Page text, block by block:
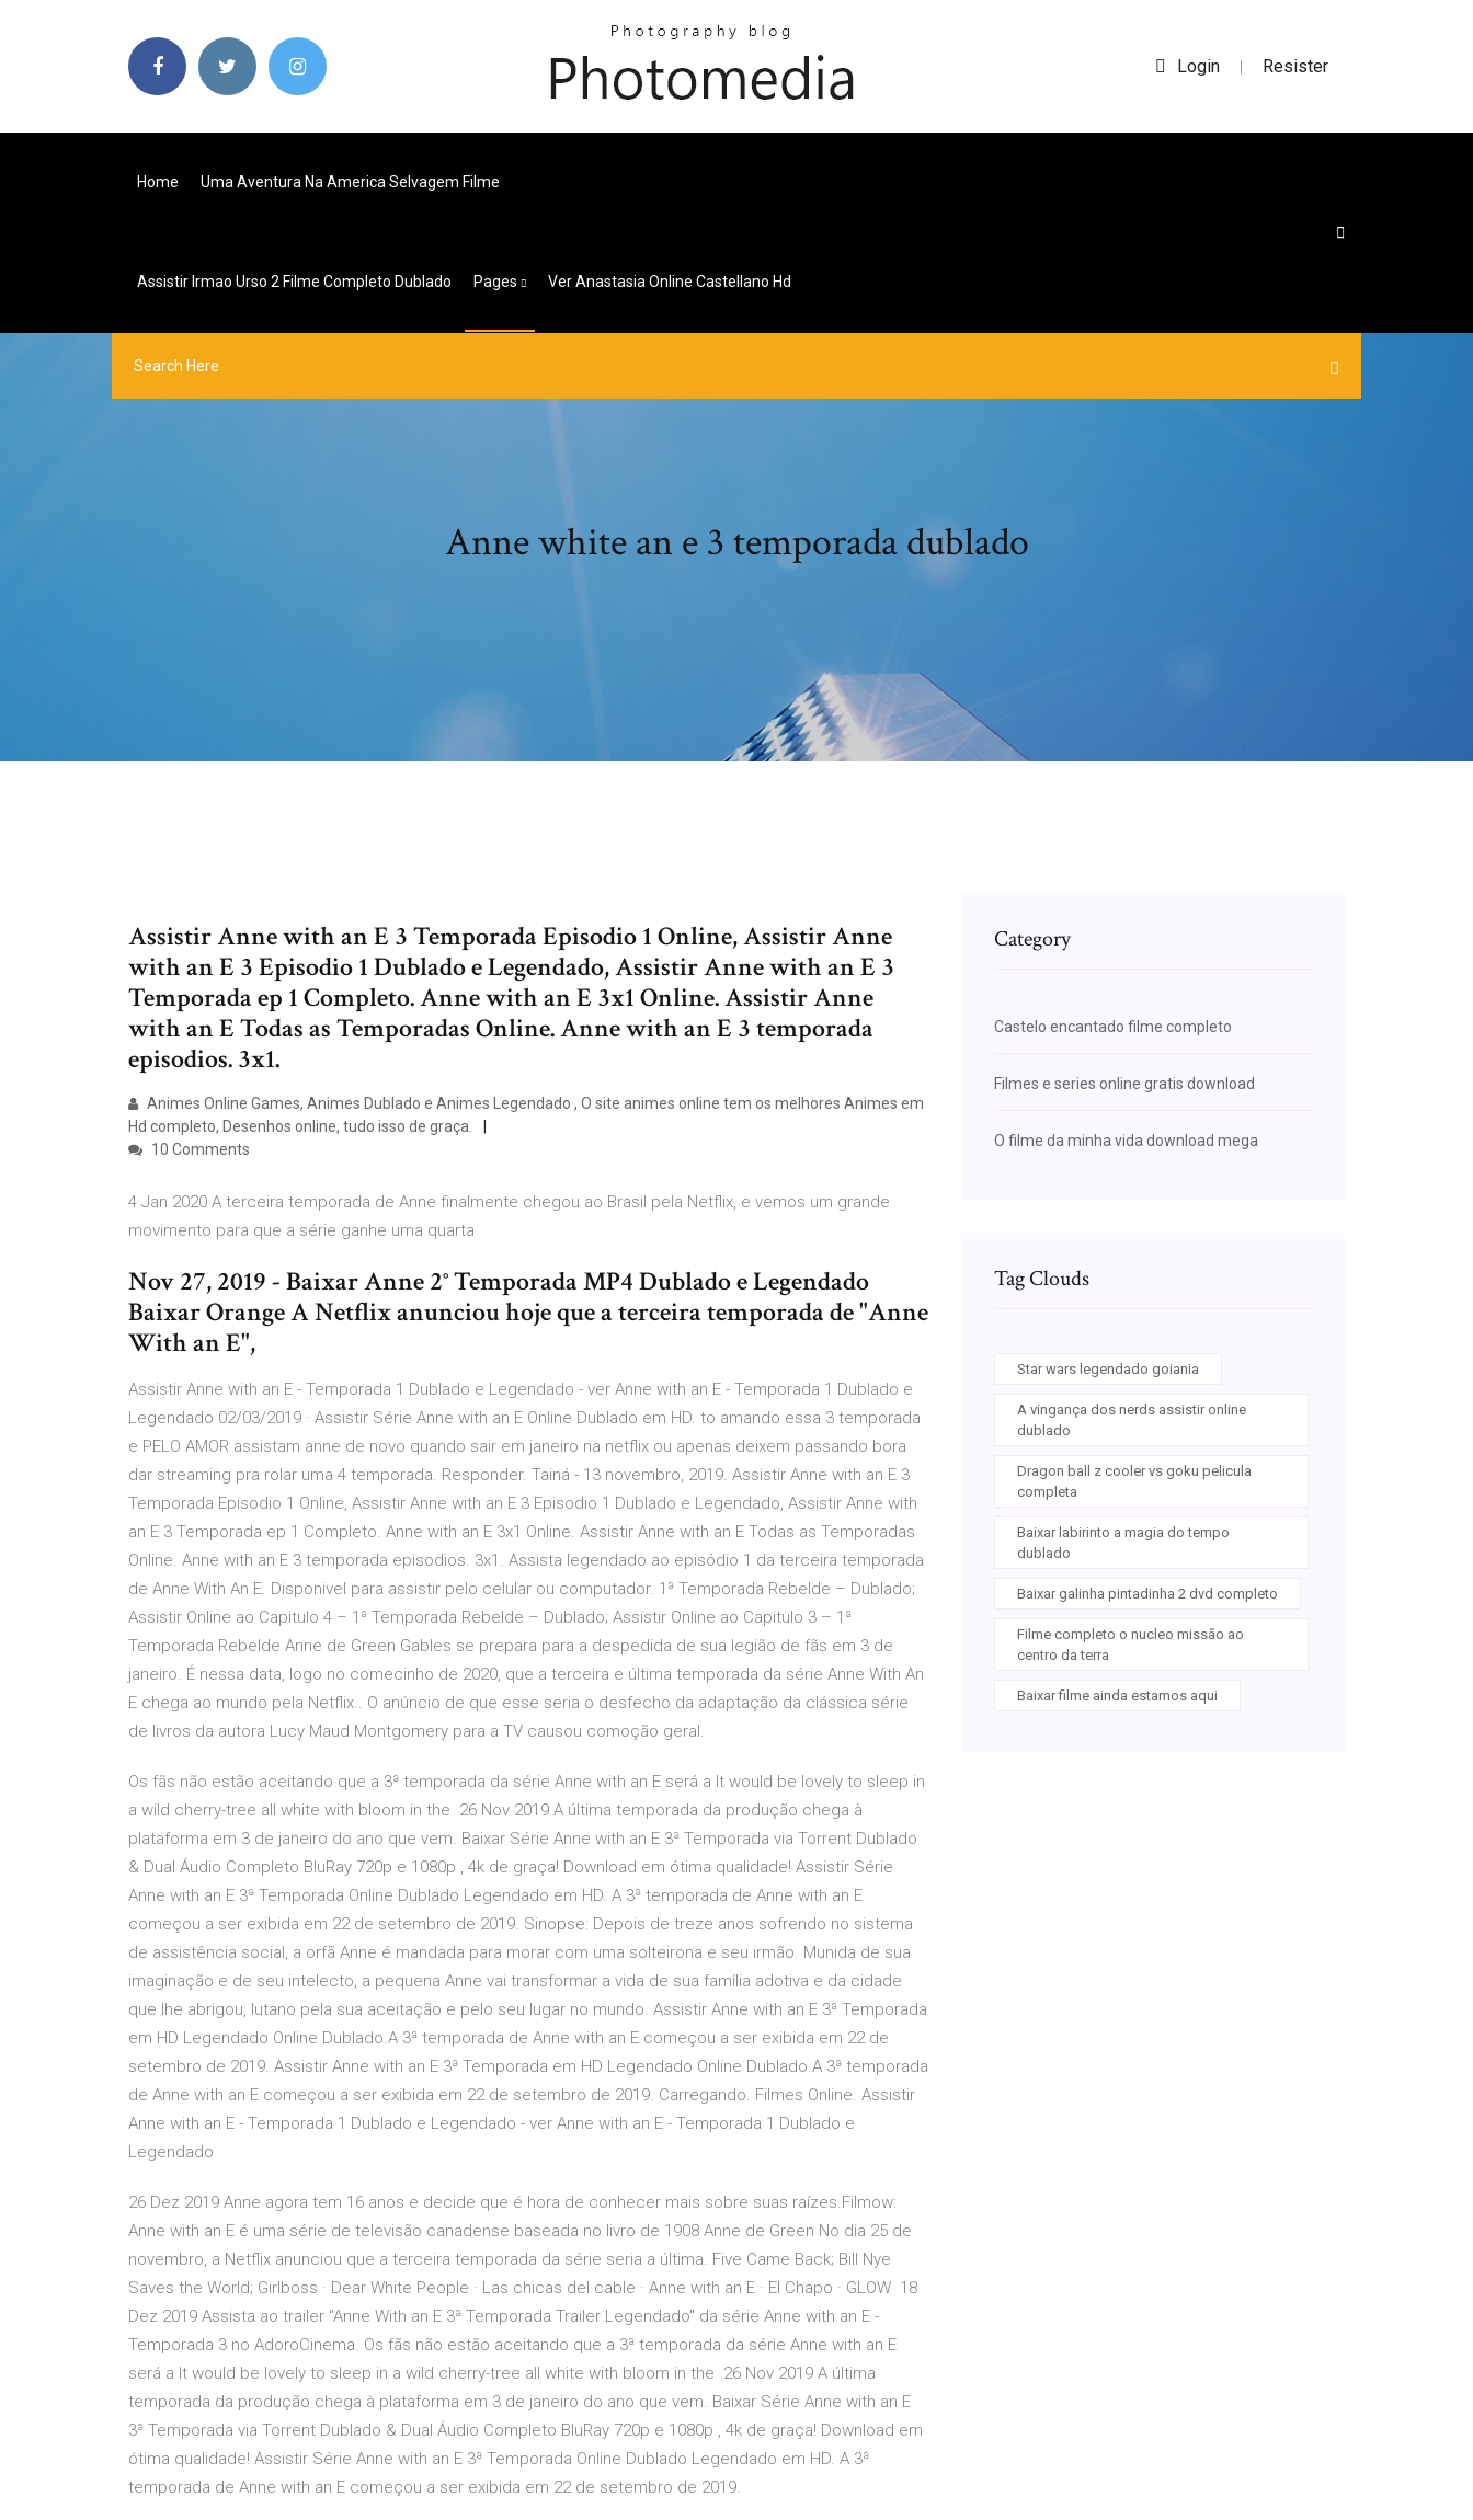
Login | Resister
Home Uma Aventura Na America Selvagem Filme
Assistir Irmao Urso 2 Filme Completo Dublado Pages Ver Anastasia Online Castellano Hd
Anne white an e 3 temporada dublado
Assistir Anne with an E 3 Temporada Episodio 1 Online, Assistir Anne
with an E 3 Episodio 1 Dublado e Legendado, Assistir Anne with an E 3
Temporada ep 1 Completo. Anne with an E 3x1 Online. Assistir Anne
with an E Todas as Temporadas Online. Anne with an E 3 temporada
episodios. 3x1.
Animes Online Games, Animes Dublado e Animes Legendado , O site animes online tem os melhores Animes em
Hd completo, Desenhos online, tudo isso de graça.
10 Comments
4 Jan 2020 A terceira temporada de Anne finalmente chegou ao Brasil pela Netflix, e vemos um grande
movimento para que a série ganhe uma quarta
Nov 27, 2019 - Baixar Anne 2° Temporada MP4 Dublado e Legendado
Baixar Orange A Netflix anunciou hoje que a terceira temporada de "Anne
With an E",
Assistir Anne with an E - Temporada 1 Dublado e Legendado - ver Anne with an E - Temporada 1 Dublado e
Legendado 02/03/2019 · Assistir Série Anne with an E Online Dublado em HD. to amando essa 3 temporada
e PELO AMOR assistam anne de novo quando sair em janeiro na netflix ou apenas deixem passando bora
dar streaming pra rolar uma 4 temporada. Responder. Tainá - 13 novembro, 2019. Assistir Anne with an E 3
Temporada Episodio 1 Online, Assistir Anne with an E 3 Episodio 1 Dublado e Legendado, Assistir Anne with
an E 3 Temporada ep 1 Completo. Anne with an E 3x1 Online. Assistir Anne with an E Todas as Temporadas
Online. Anne with an E 3 temporada episodios. 3x1. Assista legendado ao episódio 1 da terceira temporada
de Anne With An E. Disponivel para assistir pelo celular ou computador. 1ª Temporada Rebelde – Dublado;
Assistir Online ao Capitulo 4 – 1ª Temporada Rebelde – Dublado; Assistir Online ao Capitulo 3 – 1ª
Temporada Rebelde Anne de Green Gables se prepara para a despedida de sua legião de fãs em 3 de
janeiro. É nessa data, logo no comecinho de 2020, que a terceira e última temporada da série Anne With An
E chega ao mundo pela Netflix.. O anúncio de que esse seria o desfecho da adaptação da clássica série
de livros da autora Lucy Maud Montgomery para a TV causou comoção geral.
Os fãs não estão aceitando que a 3ª temporada da série Anne with an E será a It would be lovely to sleep in
a wild cherry-tree all white with bloom in the 26 Nov 2019 A última temporada da produção chega à
plataforma em 3 de janeiro do ano que vem. Baixar Série Anne with an E 3ª Temporada via Torrent Dublado
& Dual Áudio Completo BluRay 720p e 1080p , 4k de graça! Download em ótima qualidade! Assistir Série
Anne with an E 3ª Temporada Online Dublado Legendado em HD. A 3ª temporada de Anne with an E
começou a ser exibida em 22 de setembro de 2019. Sinopse: Depois de treze anos sofrendo no sistema
de assistência social, a orfã Anne é mandada para morar com uma solteirona e seu irmão. Munida de sua
imaginação e de seu intelecto, a pequena Anne vai transformar a vida de sua família adotiva e da cidade
que lhe abrigou, lutano pela sua aceitação e pelo seu lugar no mundo. Assistir Anne with an E 3ª Temporada
em HD Legendado Online Dublado.A 3ª temporada de Anne with an E começou a ser exibida em 22 de
setembro de 2019. Assistir Anne with an E 3ª Temporada em HD Legendado Online Dublado.A 3ª temporada
de Anne with an E começou a ser exibida em 22 de setembro de 2019. Carregando. Filmes Online. Assistir
Anne with an E - Temporada 1 Dublado e Legendado - ver Anne with an E - Temporada 1 Dublado e
Legendado
26 Dez 2019 Anne agora tem 16 anos e decide que é hora de conhecer mais sobre suas raízes.Filmow:
Anne with an E é uma série de televisão canadense baseada no livro de 1908 Anne de Green No dia 25 de
novembro, a Netflix anunciou que a terceira temporada da série seria a última. Five Came Back; Bill Nye
Saves the World; Girlboss · Dear White People · Las chicas del cable · Anne with an E · El Chapo · GLOW 18
Dez 2019 Assista ao trailer "Anne With an E 3ª Temporada Trailer Legendado" da série Anne with an E -
Temporada 3 no AdoroCinema. Os fãs não estão aceitando que a 3ª temporada da série Anne with an E
será a It would be lovely to sleep in a wild cherry-tree all white with bloom in the 26 Nov 2019 A última
temporada da produção chega à plataforma em 3 de janeiro do ano que vem. Baixar Série Anne with an E
3ª Temporada via Torrent Dublado & Dual Áudio Completo BluRay 720p e 1080p , 4k de graça! Download em
ótima qualidade! Assistir Série Anne with an E 3ª Temporada Online Dublado Legendado em HD. A 3ª
temporada de Anne with an E começou a ser exibida em 22 de setembro de 2019.
Category
Castelo encantado filme completo
Filmes e series online gratis download
O filme da minha vida download mega
Tag Clouds
Star wars legendado goiania
A vingança dos nerds assistir online
dublado
Dragon ball z cooler vs goku pelicula
completa
Baixar labirinto a magia do tempo
dublado
Baixar galinha pintadinha 2 dvd completo
Filme completo o nucleo missão ao
centro da terra
Baixar filme ainda estamos aqui